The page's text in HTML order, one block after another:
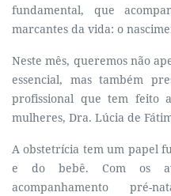
fundamental, que
marcantes da vida: o
Neste mês, queremos não
essencial, mas também
profissional que tem feito
mulheres, Dra. Lúcia de
A obstetrícia tem um papel
e do bebê. Com os
acompanhamento